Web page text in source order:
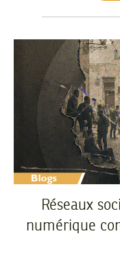
Réseaux
numérique